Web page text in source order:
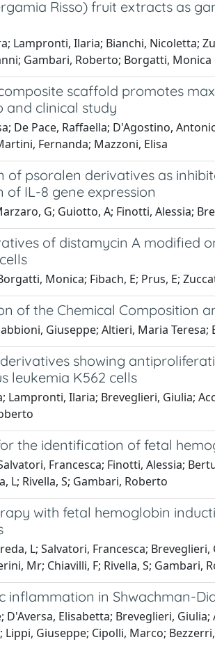
Risso) fruit extracts as
Lampronti, Ilaria; Bianchi, Nicoletta;
Gambari, Roberto; Borgatti, Monica
scaffold promotes
and clinical study
De Pace, Raffaella; D'Agostino,
Fernanda; Mazzoni, Elisa
of psoralen derivatives as
of IL-8 gene expression
G; Guiotto, A; Finotti, Alessia;
of distamycin A modified
Monica; Fibach, E; Prus, E;
of the Chemical Composition
Giuseppe; Altieri, Maria
showing
leukemia K562 cells
Lampronti, Ilaria; Breveglieri, Giulia;
the identification of fetal
Francesca; Finotti, Alessia;
L; Rivella, S; Gambari, Roberto
with fetal hemoglobin
L; Salvatori, Francesca;
Mr; Chiavilli, F; Rivella, S; Gambari,
inflammation in Shwachman-
D'Aversa, Elisabetta; Breveglieri,
Lippi, Giuseppe; Cipolli, Marco;